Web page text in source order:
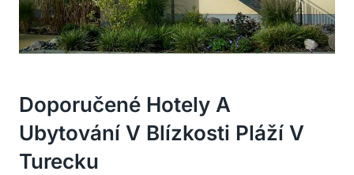
Doporučené Hotely A
Ubytování V Blízkosti⁣ Pláží V
Turecku